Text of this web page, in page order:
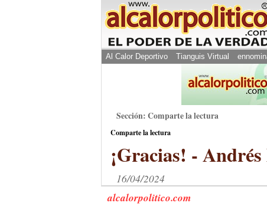
Al Calor Deportivo Tianguis Virtual
Sección: Comparte la lectura
Comparte la lectura
¡Gracias! -
16/04/2024
alcalorpolitico.com